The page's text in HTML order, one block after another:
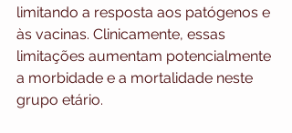
limitando a resposta aos patógenos e
às vacinas. Clinicamente, essas
limitações aumentam potencialmente
a morbidade e a mortalidade neste
grupo etário.